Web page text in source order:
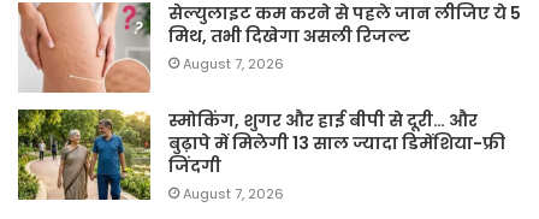
सेल्युलाइट कम करने से पहले जान लीजिए ये 5
मिथ, तभी दिखेगा असली रिजल्ट
August 7, 2026
स्मोकिंग, शुगर और हाई बीपी से दूरी… और
बुढ़ापे में मिलेगी 13 साल ज्यादा डिमेंशिया-फ्री
जिंदगी
August 7, 2026